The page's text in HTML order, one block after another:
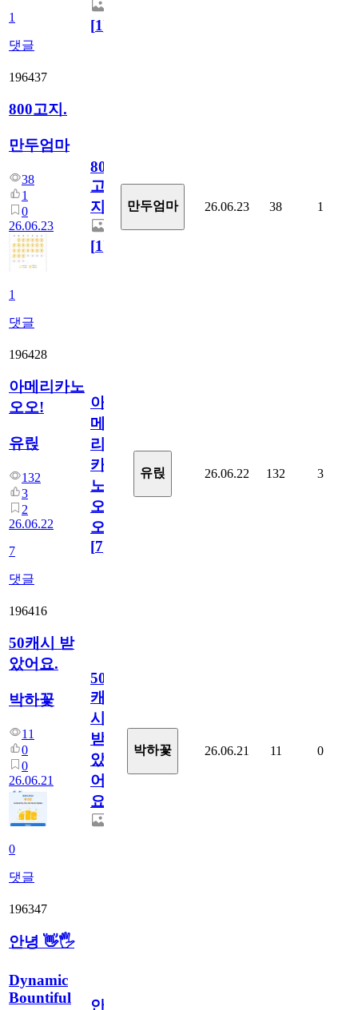
1
댓글
[1]
196437
800고지.
만두엄마
38
1
0
26.06.23
1
댓글
800
고
지.
[1]
만두엄마 26.06.23 38 1
196428
아메리카노
오오!
유릱
132
3
2
26.06.22
7
댓글
아
메
리
카
노
오
오!
[7]
유릱 26.06.22 132 3
196416
50캐시 받
았어요.
박하꽃
11
0
0
26.06.21
0
댓글
50
캐
시
받
았
어
요.
박하꽃 26.06.21 11 0
196347
안녕 👋🖐
Dynamic
Bountiful
안